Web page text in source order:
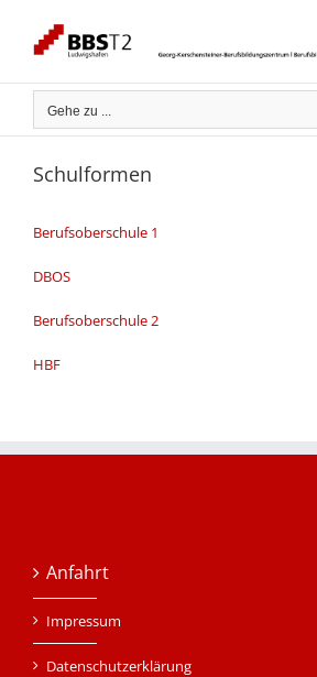
springen
Gehe zu ...
Schulformen
Berufsoberschule 1
DBOS
Berufsoberschule 2
HBF
Anfahrt
Impressum
Datenschutzerklärung